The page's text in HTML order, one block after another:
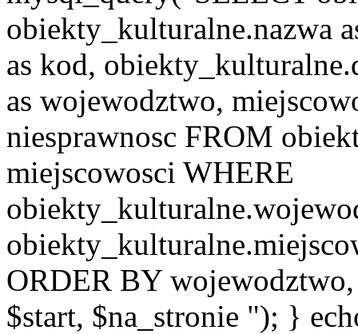
obiekty_kulturalne.nazwa
as kod,
as wojewodztwo,
niesprawnosc FROM
miejscowosci WHERE
ORDER BY
$start, $na_stronie "); }